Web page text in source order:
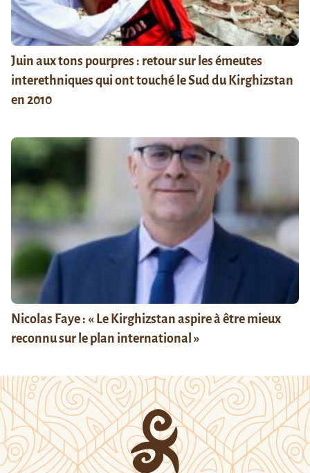
Juin aux tons pourpres : retour sur les émeutes
interethniques qui ont touché le Sud du Kirghizstan
en 2010
Nicolas Faye : « Le Kirghizstan aspire à être mieux
reconnu sur le plan international »